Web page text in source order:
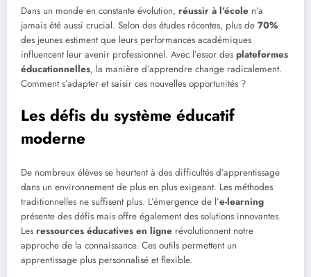
Dans un monde en constante évolution, réussir à l’école n’a
jamais été aussi crucial. Selon des études récentes, plus de 70%
des jeunes estiment que leurs performances académiques
influencent leur avenir professionnel. Avec l’essor des plateformes
éducationnelles, la manière d’apprendre change radicalement.
Comment s’adapter et saisir ces nouvelles opportunités ?
Les défis du système éducatif
moderne
De nombreux élèves se heurtent à des difficultés d’apprentissage
dans un environnement de plus en plus exigeant. Les méthodes
traditionnelles ne suffisent plus. L’émergence de l’e-learning
présente des défis mais offre également des solutions innovantes.
Les ressources éducatives en ligne révolutionnent notre
approche de la connaissance. Ces outils permettent un
apprentissage plus personnalisé et flexible.